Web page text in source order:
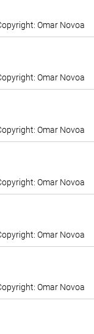
Omar Novoa
Omar Novoa
Omar Novoa
Omar Novoa
Omar Novoa
Omar Novoa